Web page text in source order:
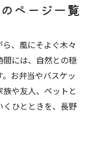
ページ一覧
、風にそよぐ木々
には、自然との穏
お弁当やバスケッ
や友人、ペットと
くひとときを、長野